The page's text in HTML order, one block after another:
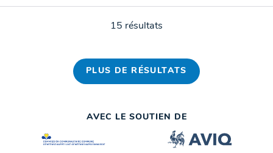
15 résultats
PLUS DE RÉSULTATS
AVEC LE SOUTIEN DE